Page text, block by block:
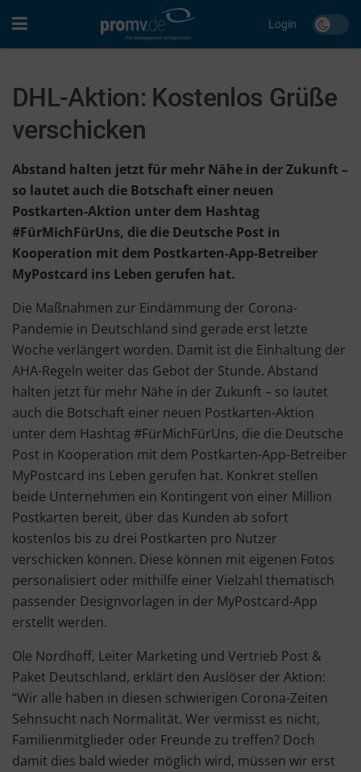
Login
DHL-Aktion: Kostenlos Grüße
verschicken
Abstand halten jetzt für mehr Nähe in der Zukunft –
so lautet auch die Botschaft einer neuen
Postkarten-Aktion unter dem Hashtag
#FürMichFürUns, die die Deutsche Post in
Kooperation mit dem Postkarten-App-Betreiber
MyPostcard ins Leben gerufen hat.
Die Maßnahmen zur Eindämmung der Corona-
Pandemie in Deutschland sind gerade erst letzte
Woche verlängert worden. Damit ist die Einhaltung der
AHA-Regeln weiter das Gebot der Stunde. Abstand
halten jetzt für mehr Nähe in der Zukunft – so lautet
auch die Botschaft einer neuen Postkarten-Aktion
unter dem Hashtag #FürMichFürUns, die die Deutsche
Post in Kooperation mit dem Postkarten-App-Betreiber
MyPostcard ins Leben gerufen hat. Konkret stellen
beide Unternehmen ein Kontingent von einer Million
Postkarten bereit, über das Kunden ab sofort
kostenlos bis zu drei Postkarten pro Nutzer
verschicken können. Diese können mit eigenen Fotos
personalisiert oder mithilfe einer Vielzahl thematisch
passender Designvorlagen in der MyPostcard-App
erstellt werden.
Ole Nordhoff, Leiter Marketing und Vertrieb Post &
Paket Deutschland, erklärt den Auslöser der Aktion:
“Wir alle haben in diesen schwierigen Corona-Zeiten
Sehnsucht nach Normalität. Wer vermisst es nicht,
Familienmitglieder oder Freunde zu treffen? Doch
damit dies bald wieder möglich wird, müssen wir erst